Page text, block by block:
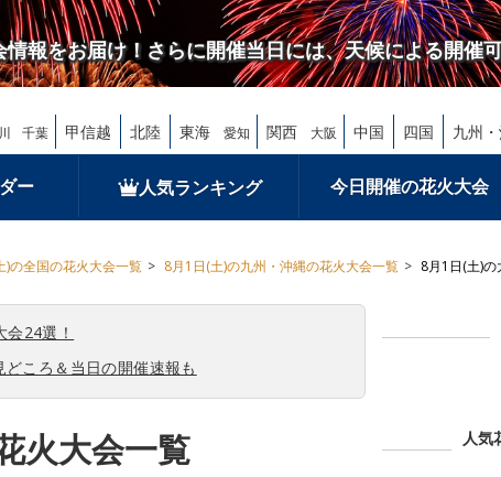
報をお届け！さらに開催当日には、天候による開催
千葉 甲信越 北陸 東海 愛知 関西 大阪 中国 四国 九州
ー 人気ランキング 今日開催の花火大会
)の全国の花火大会一覧 8月1日(土)の九州・沖縄の花火大会一覧 8月1日(土)
会24選！
ころ＆当日の開催速報も
火大会一覧
人気